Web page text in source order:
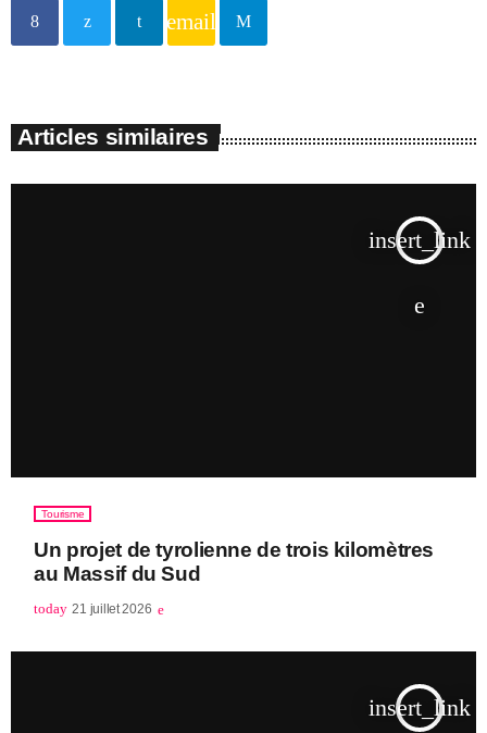
email
Articles similaires
insert_link
Tourisme
Un projet de tyrolienne de trois kilomètres
au Massif du Sud
today 21 juillet 2026
insert_link